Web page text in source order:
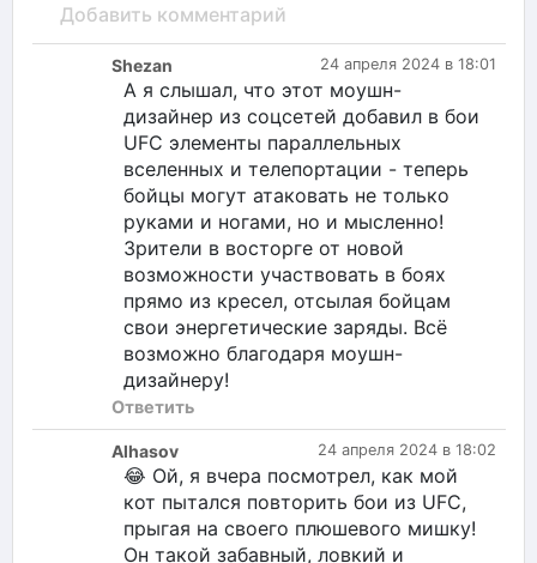
Добавить комментарий
24 апреля 2024 в 18:01
Shezan
А я слышал, что этот моушн-
дизайнер из соцсетей добавил в бои
UFC элементы параллельных
вселенных и телепортации - теперь
бойцы могут атаковать не только
руками и ногами, но и мысленно!
Зрители в восторге от новой
возможности участвовать в боях
прямо из кресел, отсылая бойцам
свои энергетические заряды. Всё
возможно благодаря моушн-
дизайнеру!
Ответить
24 апреля 2024 в 18:02
Alhasov
😂 Ой, я вчера посмотрел, как мой
кот пытался повторить бои из UFC,
прыгая на своего плюшевого мишку!
Он такой забавный, ловкий и